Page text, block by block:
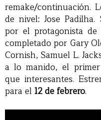
remake/continuación.
de nivel: Jose
por el protagonista
completado por Gary
Cornish, Samuel L.
a lo manido, el
que interesantes.
para el12 de febrero.